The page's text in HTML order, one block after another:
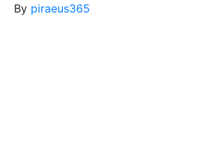
By piraeus365